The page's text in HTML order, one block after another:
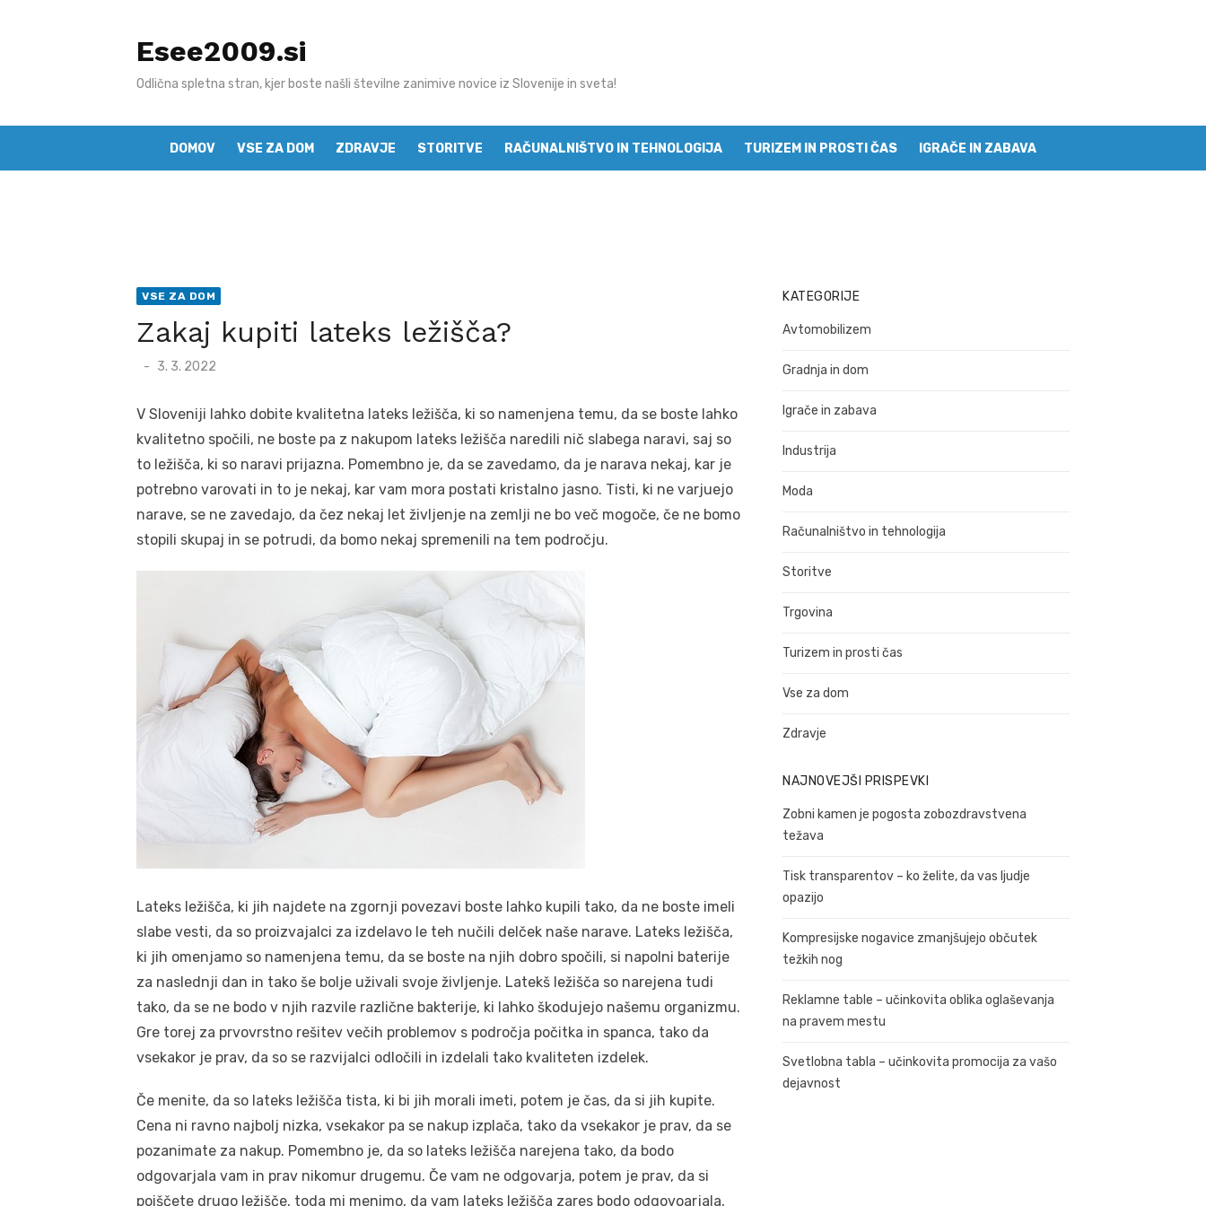
Esee2009.si
Odlična spletna stran, kjer boste našli številne zanimive novice iz Slovenije in sveta!
DOMOV VSE ZA DOM ZDRAVJE STORITVE RAČUNALNIŠTVO IN TEHNOLOGIJA TURIZEM IN PROSTI ČAS IGRAČE IN ZABAVA
VSE ZA DOM
Zakaj kupiti lateks ležišča?
Posted
3. 3. 2022
V Sloveniji lahko dobite kvalitetna lateks ležišča, ki so namenjena temu, da se boste lahko
kvalitetno spočili, ne boste pa z nakupom lateks ležišča naredili nič slabega naravi, saj so
to ležišča, ki so naravi prijazna. Pomembno je, da se zavedamo, da je narava nekaj, kar je
potrebno varovati in to je nekaj, kar vam mora postati kristalno jasno. Tisti, ki ne varjuejo
narave, se ne zavedajo, da čez nekaj let življenje na zemlji ne bo več mogoče, če ne bomo
stopili skupaj in se potrudi, da bomo nekaj spremenili na tem področju.
Lateks ležišča, ki jih najdete na zgornji povezavi boste lahko kupili tako, da ne boste imeli
slabe vesti, da so proizvajalci za izdelavo le teh nučili delček naše narave. Lateks ležišča,
ki jih omenjamo so namenjena temu, da se boste na njih dobro spočili, si napolni baterije
za naslednji dan in tako še bolje uživali svoje življenje. Latekš ležišča so narejena tudi
tako, da se ne bodo v njih razvile različne bakterije, ki lahko škodujejo našemu organizmu.
Gre torej za prvovrstno rešitev večih problemov s področja počitka in spanca, tako da
vsekakor je prav, da so se razvijalci odločili in izdelali tako kvaliteten izdelek.
Če menite, da so lateks ležišča tista, ki bi jih morali imeti, potem je čas, da si jih kupite.
Cena ni ravno najbolj nizka, vsekakor pa se nakup izplača, tako da vsekakor je prav, da se
pozanimate za nakup. Pomembno je, da so lateks ležišča narejena tako, da bodo
odgovarjala vam in prav nikomur drugemu. Če vam ne odgovarja, potem je prav, da si
poiščete drugo ležišče, toda mi menimo, da vam lateks ležišča zares bodo odgovoarjala,
KATEGORIJE
Avtomobilizem
Gradnja in dom
Igrače in zabava
Industrija
Moda
Računalništvo in tehnologija
Storitve
Trgovina
Turizem in prosti čas
Vse za dom
Zdravje
NAJNOVEJŠI PRISPEVKI
Zobni kamen je pogosta zobozdravstvena
težava
Tisk transparentov – ko želite, da vas ljudje
opazijo
Kompresijske nogavice zmanjšujejo občutek
težkih nog
Reklamne table – učinkovita oblika oglaševanja
na pravem mestu
Svetlobna tabla – učinkovita promocija za vašo
dejavnost